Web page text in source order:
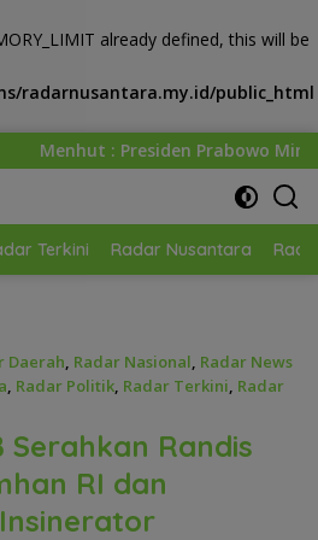
already defined, this will be
radarnusantara.my.id/public_html
Minta Kemenhut Bangun
Terkini Radar Nusantara
Daerah, Radar Nasional, Radar News
, Radar Politik, Radar Terkini, Radar
Randis
RI dan